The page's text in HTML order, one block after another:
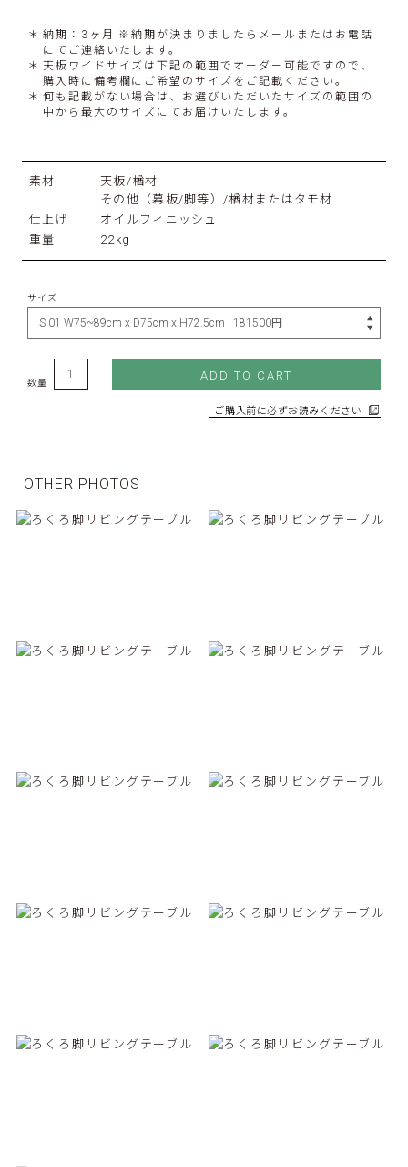
納期：3ヶ月 ※納期が決まりましたらメールまたはお電話
にてご連絡いたします。
天板ワイドサイズは下記の範囲でオーダー可能ですので、
購入時に備考欄にご希望のサイズをご記載ください。
何も記載がない場合は、お選びいただいたサイズの範囲の
中から最大のサイズにてお届けいたします。
素材
天板/楢材
その他（幕板/脚等）/楢材またはタモ材
仕上げ
オイルフィニッシュ
重量
22kg
サイズ
数量
ADD TO CART
ご購入前に必ずお読みください
OTHER PHOTOS